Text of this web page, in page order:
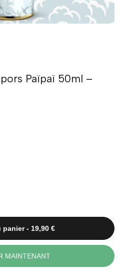
Païpaï 50ml –
panier- 19,90 €
MAINTENANT